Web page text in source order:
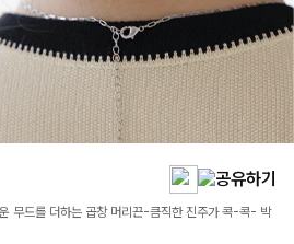
무드를 더하는 곱창 머리끈-큼직한 진주가 콕-콕- 박